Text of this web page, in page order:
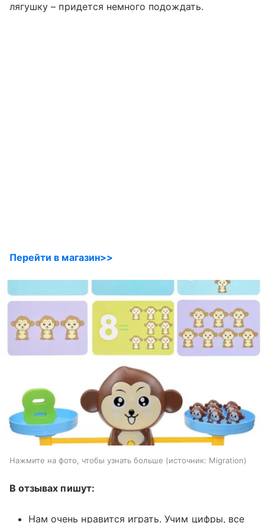
лягушку – придется немного подождать.
Перейти в магазин>>
Нажмите на фото, чтобы узнать больше источник: Migration
В отзывах пишут:
Нам очень нравится играть. Учим цифры, все